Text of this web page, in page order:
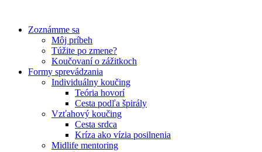
obsah
Zoznámme sa
Môj príbeh
Túžite po zmene?
Koučovaní o zážitkoch
Formy sprevádzania
Individuálny koučing
Teória hovorí
Cesta podľa špirály
Vzťahový koučing
Cesta srdca
Kríza ako vízia posilnenia
Midlife mentoring